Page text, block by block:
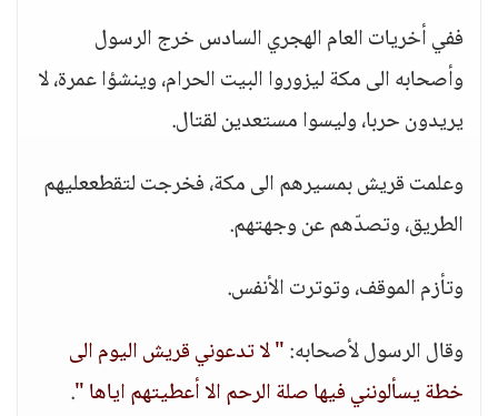
ففي أخريات العام الهجري السادس خرج الرسول
وأصحابه الى مكة ليزوروا البيت الحرام، وينشؤا عمرة، لا
يريدون حربا، وليسوا مستعدين لقتال.
وعلمت قريش بمسيرهم الى مكة، فخرجت لتقطععليهم
الطريق، وتصدّهم عن وجهتهم.
وتأزم الموقف، وتوترت الأنفس.
وقال الرسول لأصحابه:" لا تدعوني قريش اليوم الى
خطة يسألونني فيها صلة الرحم الا أعطيتهم اياها ".